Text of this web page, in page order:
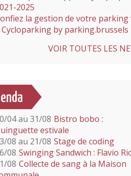
2025
la gestion de votre parking
Cycloparking by parking.brussels
VOIR TOUTES LES
04 au 31/08 Bistro bobo :
estivale
08 au 21/08 Stage de coding
08 Swinging Sandwich : Flavio
08 Collecte de sang à la Maison